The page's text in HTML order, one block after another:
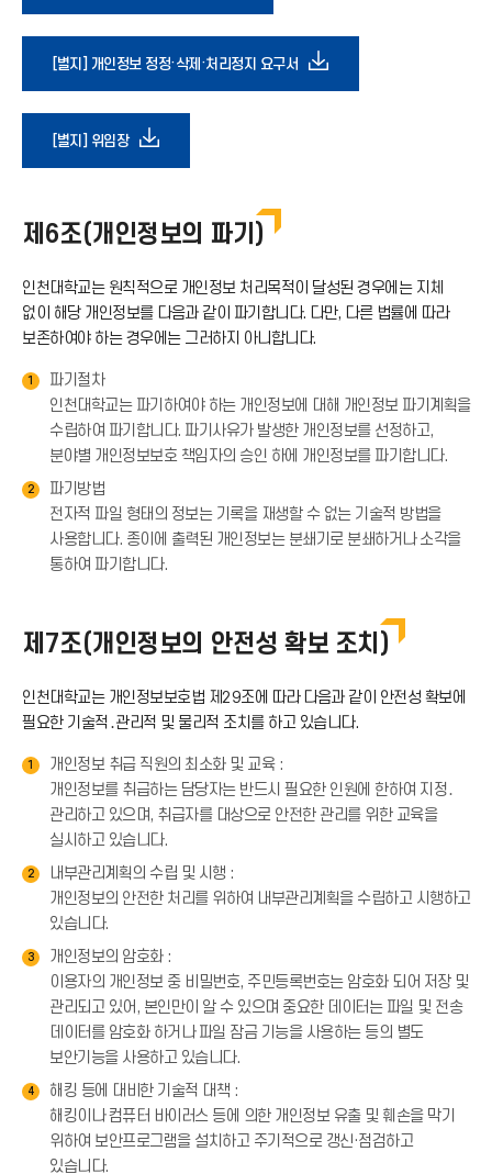
운
로
콘
[별지] 개인정보 정정·삭제·처리정지 요구서 다
아
이
[별지] 위임장다
로
드
이
제6조(개인정보의 파기)
인천대학교는 원칙적으로 개인정보 처리목적이 달성된 경우에는 지체
없이 해당 개인정보를 다음과 같이 파기합니다. 다만, 다른 법률에 따라
보존하여야 하는 경우에는 그러하지 아니합니다.
1
파기절차
인천대학교는 파기하여야 하는 개인정보에 대해 개인정보 파기계획을
수립하여 파기합니다. 파기사유가 발생한 개인정보를 선정하고,
분야별 개인정보보호 책임자의 승인 하에 개인정보를 파기합니다.
2
파기방법
전자적 파일 형태의 정보는 기록을 재생할 수 없는 기술적 방법을
사용합니다. 종이에 출력된 개인정보는 분쇄기로 분쇄하거나 소각을
통하여 파기합니다.
제7조(개인정보의 안전성 확보 조치)
인천대학교는 개인정보보호법 제29조에 따라 다음과 같이 안전성 확보에
필요한 기술적․관리적 및 물리적 조치를 하고 있습니다.
1
개인정보 취급 직원의 최소화 및 교육 :
개인정보를 취급하는 담당자는 반드시 필요한 인원에 한하여 지정․
관리하고 있으며, 취급자를 대상으로 안전한 관리를 위한 교육을
실시하고 있습니다.
2
내부관리계획의 수립 및 시행 :
개인정보의 안전한 처리를 위하여 내부관리계획을 수립하고 시행하고
있습니다.
3
개인정보의 암호화 :
이용자의 개인정보 중 비밀번호, 주민등록번호는 암호화 되어 저장 및
관리되고 있어, 본인만이 알 수 있으며 중요한 데이터는 파일 및 전송
데이터를 암호화 하거나 파일 잠금 기능을 사용하는 등의 별도
보안기능을 사용하고 있습니다.
4
해킹 등에 대비한 기술적 대책 :
해킹이나 컴퓨터 바이러스 등에 의한 개인정보 유출 및 훼손을 막기
위하여 보안프로그램을 설치하고 주기적으로 갱신·점검하고
있습니다.